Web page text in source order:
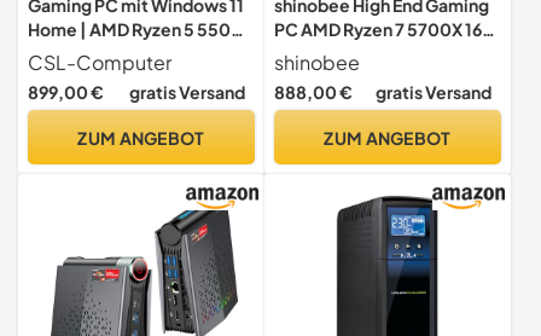
Gaming PC mit Windows 11
Home | AMD Ryzen 5 5500
6x3.6GHz | RTX 3050 |
1000GB M.2 NVMe | 32GB
DDR4 RAM | WLAN |
Gamer Desktop Rechner
CSL-Computer
899,00 € gratis Versand
ZUM ANGEBOT
shinobee High End Gaming
PC AMD Ryzen 7 5700X 16
Threads 4.60GHz •
Windows 11 • Nvidia
GeForce RTX3060 12GB •
1000GB SSD • WLAN •
Gaming Rechner #7018
shinobee
888,00 € gratis Versand
ZUM ANGEBOT